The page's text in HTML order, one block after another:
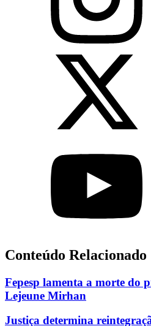
Conteúdo Relacionado
Fepesp lamenta a morte do
Lejeune Mirhan
Justiça determina